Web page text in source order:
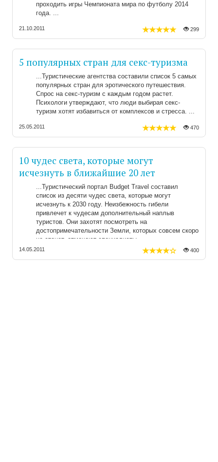
проходить игры Чемпионата мира по футболу 2014
года.
299
21.10.2011
5 популярных стран для секс-туризма
Туристические агентства составили список 5 самых
популярных стран для эротического путешествия.
Спрос на секс-туризм с каждым годом растет.
Психологи утверждают, что люди выбирая секс-
туризм хотят избавиться от комплексов и стресса.
470
25.05.2011
10 чудес света, которые могут
исчезнуть в ближайшие 20 лет
Туристический портал Budget Travel составил
список из десяти чудес света, которые могут
исчезнуть к 2030 году. Неизбежность гибели
привлечет к чудесам дополнительный наплыв
туристов. Они захотят посмотреть на
достопримечательности Земли, которых совсем скоро
не станет, отмечают специалисты.
400
14.05.2011